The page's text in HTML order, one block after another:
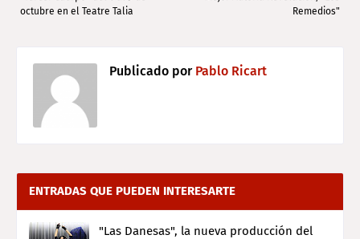
Remedios"
octubre en el Teatre Talia
Publicado porPablo Ricart
ENTRADAS QUE PUEDEN INTERESARTE
"Las Danesas", la nueva producción del